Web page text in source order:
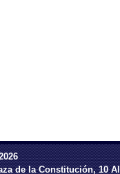
de la Constitución, 10